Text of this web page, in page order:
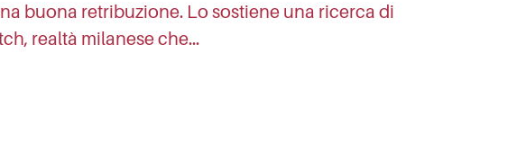
buona retribuzione. Lo sostiene una ricerca di
realtà milanese che…